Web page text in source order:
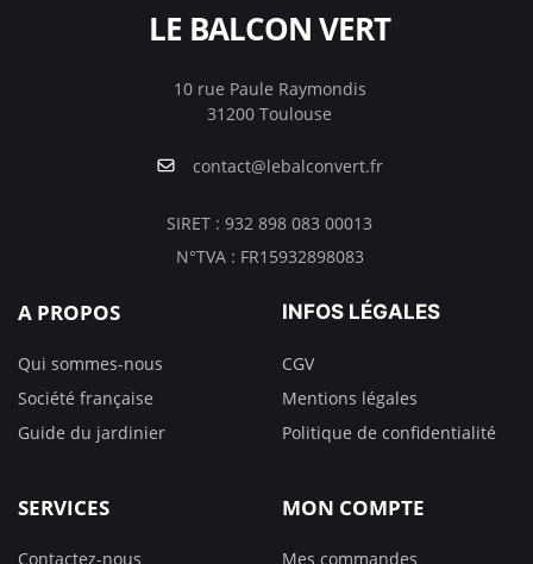
LE BALCON VERT
10 rue Paule Raymondis
31200 Toulouse
contact@lebalconvert.fr
SIRET : 932 898 083 00013
N°TVA : FR15932898083
A PROPOS
Qui sommes-nous
Société française
Guide du jardinier
INFOS LÉGALES
CGV
Mentions légales
Politique de confidentialité
SERVICES
Contactez-nous
MON COMPTE
Mes commandes